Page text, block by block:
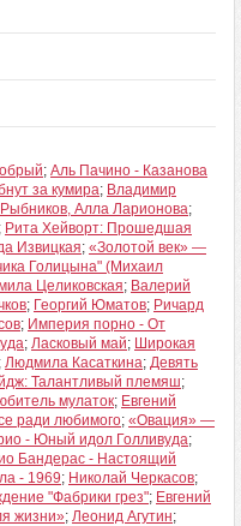
; Аль Пачино - Казанова
за кумира; Владимир
Алла Ларионова;
; Рита Хейворт: Прошедшая
Извицкая; «Золотой век» —
Голицына" (Михаил
Целиковская; Валерий
; Георгий Юматов; Ричард
; Империя порно - От
; Ласковый май; Широкая
; Людмила Касаткина; Девять
Талантливый племяш;
мулаток; Евгений
ради любимого; «Овация» —
- Юный идол Голливуда;
Бандерас - Настоящий
- 1969; Николай Черкасов;
"Фабрики грез"; Евгений
жизни»; Леонид Агутин;